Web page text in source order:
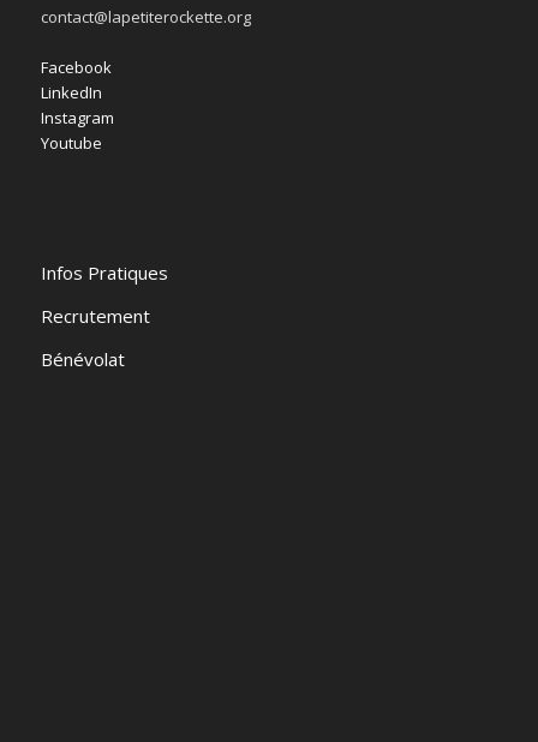
contact@lapetiterockette.org
Facebook
LinkedIn
Instagram
Youtube
Infos Pratiques
Recrutement
Bénévolat